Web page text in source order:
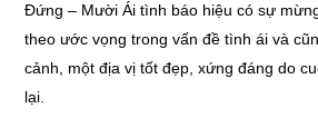
Đứng – Mười Ái tình báo hiệu có sự
theo ước vọng trong vấn đề tình ái và
cảnh, một địa vị tốt đẹp, xứng đáng do
lại.